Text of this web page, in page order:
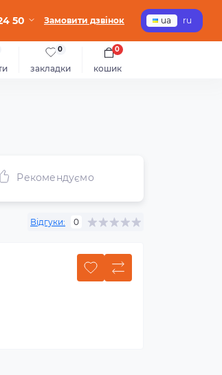
50 Замовити дзвінок ua ru
закладки
0
кошик
0
Рекомендуємо
Відгуки: 0